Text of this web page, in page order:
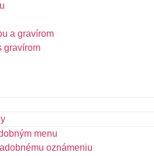
a gravírom
gravírom
menu
oznámeniu